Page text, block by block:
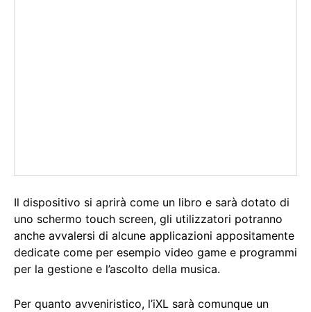
Il dispositivo si aprirà come un libro e sarà dotato di
uno schermo touch screen, gli utilizzatori potranno
anche avvalersi di alcune applicazioni appositamente
dedicate come per esempio video game e programmi
per la gestione e l’ascolto della musica.
Per quanto avveniristico, l’iXL sarà comunque un